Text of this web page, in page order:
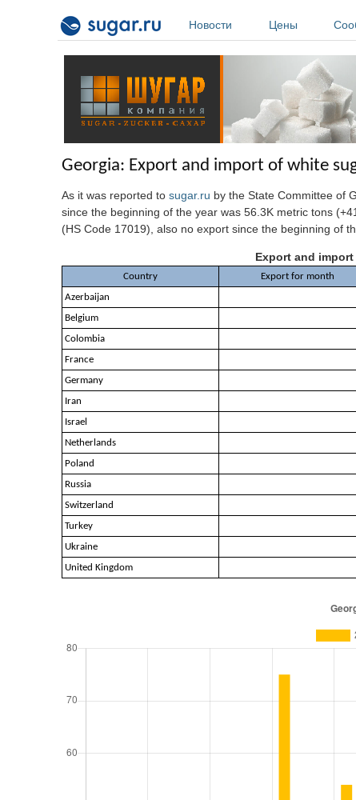
Новости
Цены
Georgia: Export and import of white
As it was reported to sugar.ru by the State Committee of
since the beginning of the year was 56.3K metric tons
(HS Code 17019), also no export since the beginning of
Export and
Country Export for month
Azerbaijan
Belgium
Colombia
France
Germany
Iran
Israel
Netherlands
Poland
Russia
Switzerland
Turkey
Ukraine
United Kingdom